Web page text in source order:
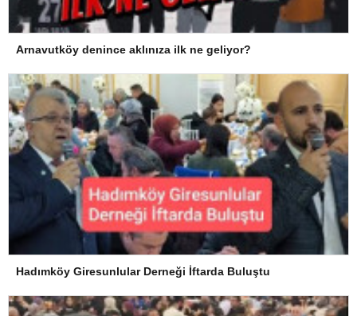
Arnavutköy denince aklınıza ilk ne geliyor?
Hadımköy Giresunlular Derneği İftarda Buluştu